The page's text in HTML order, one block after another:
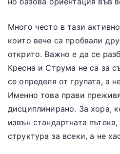
Много често в тази
които вече са пробвали
открито. Важно е да се
Кресна и Струма не са за
се определя от групата, а
Именно това прави
дисциплинирано. За хора,
извън стандартната
структура за всеки, а не